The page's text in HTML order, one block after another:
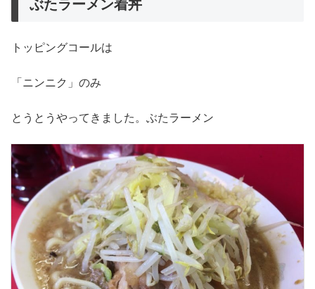
ぶたラーメン着丼
トッピングコールは
「ニンニク」のみ
とうとうやってきました。ぶたラーメン